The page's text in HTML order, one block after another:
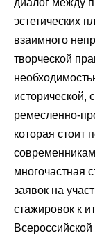
диалог между
эстетических
взаимного
творческой
исторической,
ремесленно-
которая
многочастная
заявок на
стажировок к